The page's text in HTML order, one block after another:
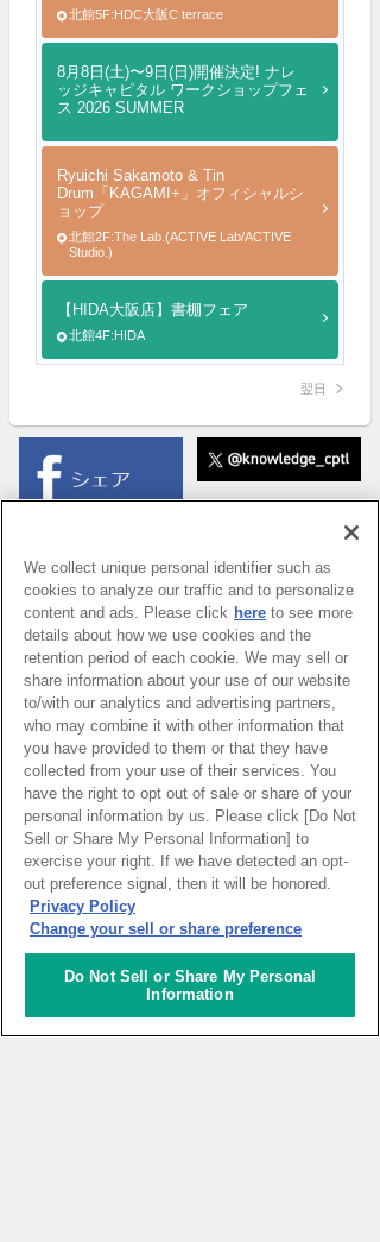
北館5F:HDC大阪C terrace
8月8日(土)〜9日(日)開催決定! ナレ
ッジキャピタル ワークショップフェ
ス 2026 SUMMER
Ryuichi Sakamoto & Tin
Drum「KAGAMI+」オフィシャルシ
ョップ
北館2F:The Lab.(ACTIVE Lab/ACTIVE
Studio.)
【HIDA大阪店】書棚フェア
北館4F:HIDA
翌日
PAGE TOP
HOME
ナレッジキャピタルを知る
We collect unique personal identifier such as
cookies to analyze our traffic and to personalize
content and ads. Please click here to see more
details about how we use cookies and the
retention period of each cookie. We may sell or
share information about your use of our website
to/with our analytics and advertising partners,
who may combine it with other information that
you have provided to them or that they have
collected from your use of their services. You
have the right to opt out of sale or share of your
personal information by us. Please click [Do Not
Sell or Share My Personal Information] to
exercise your right. If we have detected an opt-
out preference signal, then it will be honored.
Privacy Policy
Change your sell or share preference
Do Not Sell or Share My Personal
Information